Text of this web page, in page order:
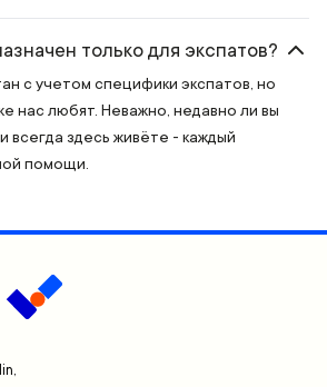
только для экспатов?
с учетом специфики экспатов, но
нас любят. Неважно, недавно ли вы
всегда здесь живёте - каждый
помощи.